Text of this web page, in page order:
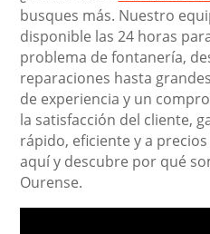
busques más. Nuestro
disponible las 24 horas
problema de fontanería,
reparaciones hasta
de experiencia y un
la satisfacción del cliente,
rápido, eficiente y a
aquí y descubre por qué
Ourense.